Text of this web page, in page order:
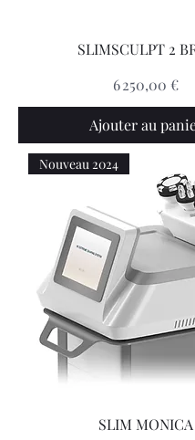
SLIMSCULPT 2
Prix
6 250,00 €
Ajouter au
Nouveau 2024
SLIM MONICA